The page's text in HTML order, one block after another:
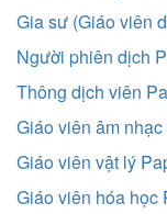
Gia sư (Giáo viên
Người phiên dịch
Thông dịch viên
Giáo viên âm
Giáo viên vật lý
Giáo viên hóa học